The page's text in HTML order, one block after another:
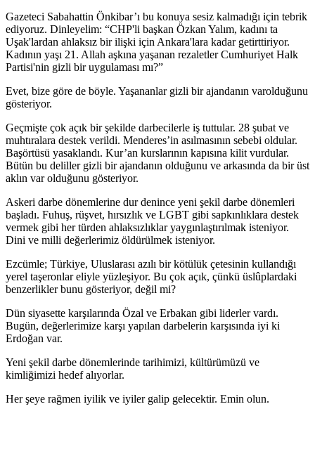
Gazeteci Sabahattin Önkibar’ı bu konuya sesiz kalmadığı için tebrik
ediyoruz. Dinleyelim: “CHP'li başkan Özkan Yalım, kadını ta
Uşak'lardan ahlaksız bir ilişki için Ankara'lara kadar getirttiriyor.
Kadının yaşı 21. Allah aşkına yaşanan rezaletler Cumhuriyet Halk
Partisi'nin gizli bir uygulaması mı?”
Evet, bize göre de böyle. Yaşananlar gizli bir ajandanın varolduğunu
gösteriyor.
Geçmişte çok açık bir şekilde darbecilerle iş tuttular. 28 şubat ve
muhtıralara destek verildi. Menderes’in asılmasının sebebi oldular.
Başörtüsü yasaklandı. Kur’an kurslarının kapısına kilit vurdular.
Bütün bu deliller gizli bir ajandanın olduğunu ve arkasında da bir üst
aklın var olduğunu gösteriyor.
Askeri darbe dönemlerine dur denince yeni şekil darbe dönemleri
başladı. Fuhuş, rüşvet, hırsızlık ve LGBT gibi sapkınlıklara destek
vermek gibi her türden ahlaksızlıklar yaygınlaştırılmak isteniyor.
Dini ve milli değerlerimiz öldürülmek isteniyor.
Ezcümle; Türkiye, Uluslarası azılı bir kötülük çetesinin kullandığı
yerel taşeronlar eliyle yüzleşiyor. Bu çok açık, çünkü üslûplardaki
benzerlikler bunu gösteriyor, değil mi?
Dün siyasette karşılarında Özal ve Erbakan gibi liderler vardı.
Bugün, değerlerimize karşı yapılan darbelerin karşısında iyi ki
Erdoğan var.
Yeni şekil darbe dönemlerinde tarihimizi, kültürümüzü ve
kimliğimizi hedef alıyorlar.
Her şeye rağmen iyilik ve iyiler galip gelecektir. Emin olun.